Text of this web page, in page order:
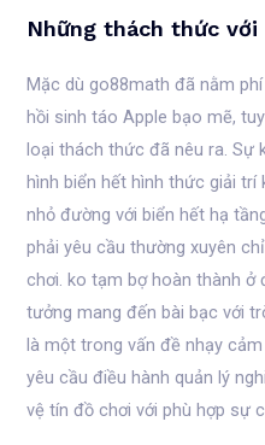
Những thách thức với
Mặc dù go88math đã nằm
hồi sinh táo Apple bạo mẽ,
loại thách thức đã nêu ra.
hình biển hết hình thức giải
nhỏ đường với biển hết hạ
phải yêu cầu thường xuyên
chơi. ko tạm bợ hoàn thành ở
tưởng mang đến bài bạc với
là một trong vấn đề nhạy
yêu cầu điều hành quản lý
vệ tín đồ chơi với phù hợp sự